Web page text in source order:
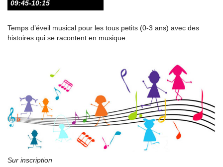
09:45-10:15
Temps d’éveil musical pour les tous petits (0-3 ans) avec des
histoires qui se racontent en musique.
Sur inscription